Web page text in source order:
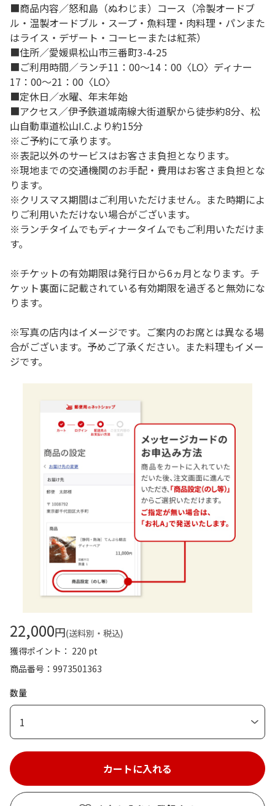
■商品内容／怒和島（ぬわじま）コース（冷製オードブ
ル・温製オードブル・スープ・魚料理・肉料理・パンまた
はライス・デザート・コーヒーまたは紅茶）
■住所／愛媛県松山市三番町3-4-25
■ご利用時間／ランチ11：00～14：00〈LO〉ディナー
17：00～21：00〈LO〉
■定休日／水曜、年末年始
■アクセス／伊予鉄道城南線大街道駅から徒歩約8分、松
山自動車道松山I.C.より約15分
※ご予約にて承ります。
※表記以外のサービスはお客さま負担となります。
※現地までの交通機関のお手配・費用はお客さま負担とな
ります。
※クリスマス期間はご利用いただけません。また時期によ
りご利用いただけない場合がございます。
※ランチタイムでもディナータイムでもご利用いただけま
す。
※チケットの有効期限は発行日から6ヵ月となります。チ
ケット裏面に記載されている有効期限を過ぎると無効にな
ります。
※写真の店内はイメージです。ご案内のお席とは異なる場
合がございます。予めご了承ください。また料理もイメー
ジです。
22,000円(送料別・税込)
獲得ポイント： 220 pt
商品番号
9973501363
数量
1